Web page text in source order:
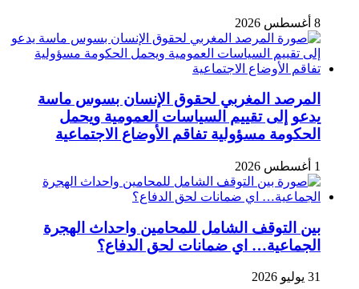
8 أغسطس 2026
المرصد المغربي لحقوق الإنسان بسوس ماسة
يدعو إلى تقييم السياسات العمومية ويحمل
الحكومة مسؤولية تفاقم الأوضاع الاجتماعية
1 أغسطس 2026
بين التوقف الشامل للمحامين واحداث الهجرة
الجماعية… اي ضمانات لحق الدفاع؟
31 يوليو 2026